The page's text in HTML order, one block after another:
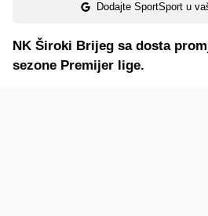
Dodajte SportSport u
NK Široki Brijeg sa dosta
sezone Premijer lige.